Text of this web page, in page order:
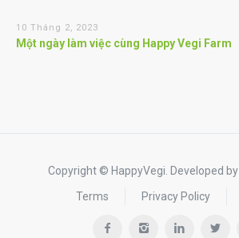
10 Tháng 2, 2023
Một ngày làm việc cùng Happy Vegi Farm
Copyright © HappyVegi. Developed by
Terms
Privacy Policy